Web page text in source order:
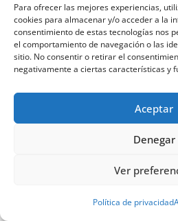
Para ofrecer las mejores experiencias,
cookies para almacenar y/o acceder a la
consentimiento de estas tecnologías nos
el comportamiento de navegación o las
sitio. No consentir o retirar el
negativamente a ciertas características y
Aceptar
Denegar
Ver
Política de privacidad
A Paisaxe que sabe difunde
de la provincia de A Coruña a
gastronomía
El IES Galileo de Valladolid
nacional con un vehículo
Noticia sobre ayudas a la
viviendas en Vitoria-Gasteiz.
Recepción a juntas y